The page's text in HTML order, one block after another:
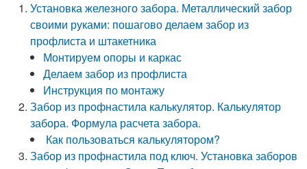
Установка железного забора. Металлический забор
своими руками: пошагово делаем забор из
профлиста и штакетника
Монтируем опоры и каркас
Делаем забор из профлиста
Инструкция по монтажу
Забор из профнастила калькулятор. Калькулятор
забора. Формула расчета забора.
Как пользоваться калькулятором?
Забор из профнастила под ключ. Установка заборов